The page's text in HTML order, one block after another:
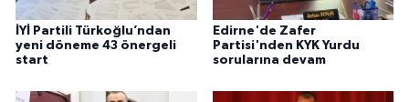
İYİ Partili Türkoğlu’ndan
yeni döneme 43 önergeli
start
Edirne'de Zafer
Partisi'nden KYK Yurdu
sorularına devam